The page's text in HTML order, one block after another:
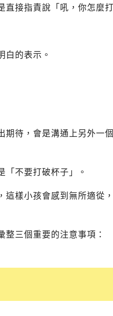
接指責說「吼，你怎麼
白的表示。
待，會是溝通上另外一
不要打破杯子」。
樣小孩會感到無所適從
三個重要的注意事項：